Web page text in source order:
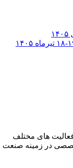
فعالیت های مختلف
در زمینه صنعت